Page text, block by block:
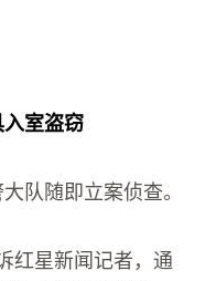
室盗窃
队随即立案侦查。
红星新闻记者，通